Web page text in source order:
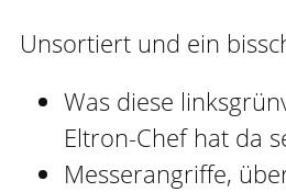
Unsortiert und ein
Was diese
Eltron-Chef hat da
Messerangriffe,